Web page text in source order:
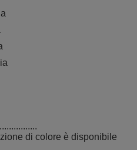
di colore è disponibile